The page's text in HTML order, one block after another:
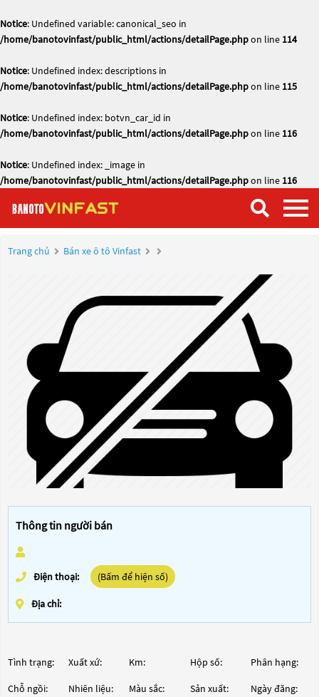
Notice: Undefined variable: canonical_seo in
/home/banotovinfast/public_html/actions/detailPage.phpon line 114
Notice: Undefined index: descriptions in
/home/banotovinfast/public_html/actions/detailPage.phpon line 115
Notice: Undefined index: botvn_car_id in
/home/banotovinfast/public_html/actions/detailPage.phpon line 116
Notice: Undefined index: _image in
/home/banotovinfast/public_html/actions/detailPage.phpon line 116
Trang chủ Bán xe ô tô Vinfast
Thông tin người bán
Điện thoại: (Bấm để hiện số)
Địa chỉ:
Tình trạng: Xuất xứ: Km: Hộp số: Phân hạng:
Chỗ ngồi: Nhiên liệu: Màu sắc: Sản xuất: Ngày đăng: